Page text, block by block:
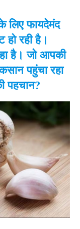
फायदेमंद
रही है।
है। जो आपकी
पहुंचा रहा
पहचान?